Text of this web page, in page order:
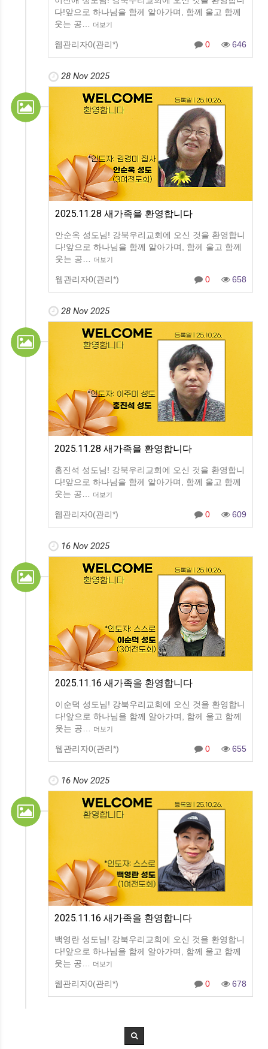
다!앞으로 하나님을 함께 알아가며, 함께 울고 함께
웃는 공… 더보기
웹관리자0(관리*) 0 646
28 Nov 2025
2025.11.28 새가족을 환영합니다
안순옥 성도님! 강북우리교회에 오신 것을 환영합니
다!앞으로 하나님을 함께 알아가며, 함께 울고 함께
웃는 공…
더보기
웹관리자0(관리*) 0 658
28 Nov 2025
2025.11.28 새가족을 환영합니다
홍진석 성도님! 강북우리교회에 오신 것을 환영합니
다!앞으로 하나님을 함께 알아가며, 함께 울고 함께
웃는 공…
더보기
웹관리자0(관리*) 0 609
16 Nov 2025
2025.11.16 새가족을 환영합니다
이순덕 성도님! 강북우리교회에 오신 것을 환영합니
다!앞으로 하나님을 함께 알아가며, 함께 울고 함께
웃는 공…
더보기
웹관리자0(관리*) 0 655
16 Nov 2025
2025.11.16 새가족을 환영합니다
백영란 성도님! 강북우리교회에 오신 것을 환영합니
다!앞으로 하나님을 함께 알아가며, 함께 울고 함께
웃는 공…
더보기
웹관리자0(관리*) 0 678